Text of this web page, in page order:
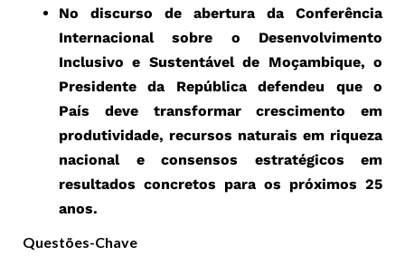
No discurso de abertura da Conferência
Internacional sobre o Desenvolvimento
Inclusivo e Sustentável de Moçambique, o
Presidente da República defendeu que o
País deve transformar crescimento em
produtividade, recursos naturais em riqueza
nacional e consensos estratégicos em
resultados concretos para os próximos 25
anos.
Questões-Chave